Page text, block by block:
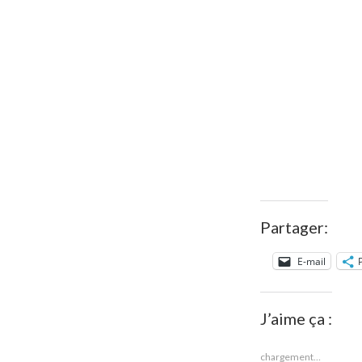
Partager:
E-mail
J’aime ça :
chargement…